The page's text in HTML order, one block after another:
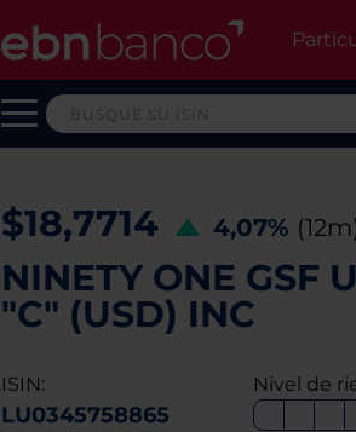
$18,7714 4,07%
NINETY ONE GSF
"C" (USD) INC
ISIN:
LU0345758865
Nivel de